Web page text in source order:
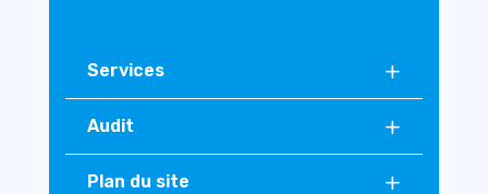
Services
Audit
Plan du site